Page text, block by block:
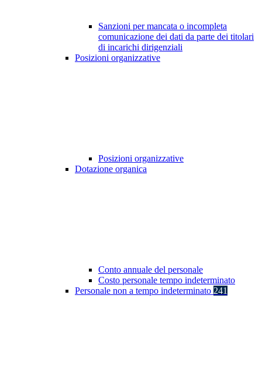
Sanzioni per mancata o incompleta
comunicazione dei dati da parte dei titolari
di incarichi dirigenziali
Posizioni organizzative
Posizioni organizzative
Dotazione organica
Conto annuale del personale
Costo personale tempo indeterminato
Personale non a tempo indeterminato 241